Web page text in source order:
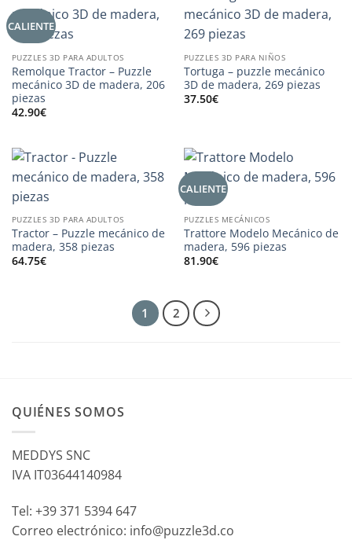
CALIENTE
PUZZLES 3D PARA ADULTOS
Remolque Tractor – Puzzle
mecánico 3D de madera, 206
piezas
42.90€
PUZZLES 3D PARA NIÑOS
Tortuga – puzzle mecánico
3D de madera, 269 piezas
37.50€
PUZZLES 3D PARA ADULTOS
Tractor – Puzzle mecánico de
madera, 358 piezas
64.75€
CALIENTE
PUZZLES MECÁNICOS
Trattore Modelo Mecánico de
madera, 596 piezas
81.90€
1 2
QUIÉNES SOMOS
MEDDYS SNC
IVA IT03644140984
Tel: +39 371 5394 647
Correo electrónico: info@puzzle3d.co